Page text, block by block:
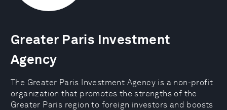
Greater Paris Investment
Agency
The Greater Paris Investment Agency is a non-profit
organization that promotes the strengths of the
Greater Paris region to foreign investors and boosts